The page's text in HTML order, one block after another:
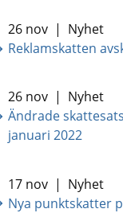
26 nov | Nyhet
Reklamskatten
26 nov | Nyhet
Ändrade
januari 2022
17 nov | Nyhet
Nya punktskatter